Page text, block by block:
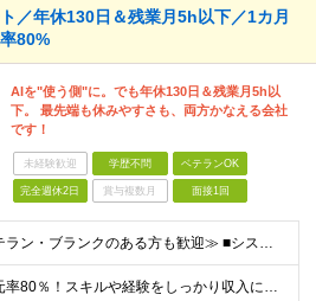
／年休130日＆残業月5h以下／1カ月
80%
AIを"使う側"に。でも年休130日＆残業月5h以
下。 最先端も休みやすさも、両方かなえる会社
です！
未経験歓迎 学歴不問 ベテランOK
完全週休2日 賞与複数月 面接1回
≪ベテラン・ブランクのある方も歓迎≫ ■システム開発の実務経験をお持ちの方（言語・工程・年数不問） ■学歴不問 ≪こんな方はぜひご応募ください≫ □AIを武器に、市場価値を高めたい □AIツールを実
≪還元率80％！スキルや経験をしっかり収入に反映します≫ 年俸530万円以上＋業績賞与 ※スキル・経験を考慮の上、優遇いたします ※上記年俸を12分割し、月1回支給します ※上記年俸には固定残業代月